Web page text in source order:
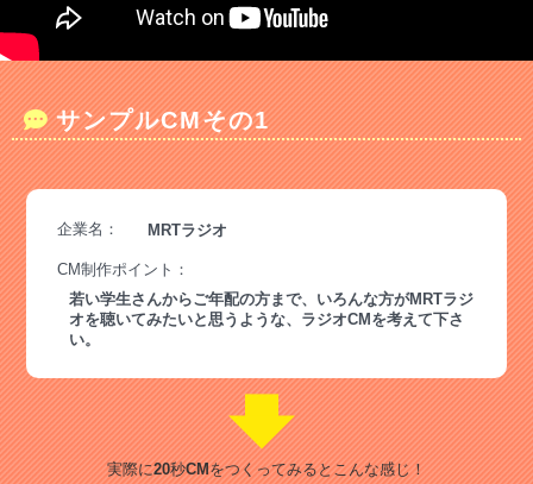
サンプルCMその1
企業名： MRTラジオ
CM制作ポイント：
若い学生さんからご年配の方まで、いろんな方がMRTラジ
オを聴いてみたいと思うような、ラジオCMを考えて下さ
い。
実際に20秒CMをつくってみるとこんな感じ！